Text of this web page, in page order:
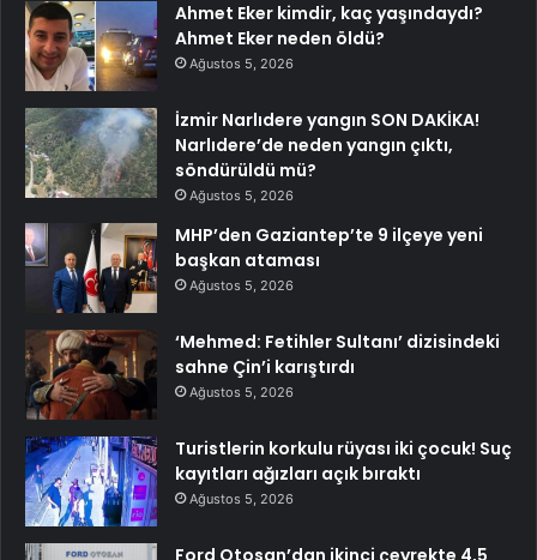
Ahmet Eker kimdir, kaç yaşındaydı?
Ahmet Eker neden öldü?
Ağustos 5, 2026
İzmir Narlıdere yangın SON DAKİKA!
Narlıdere’de neden yangın çıktı,
söndürüldü mü?
Ağustos 5, 2026
MHP’den Gaziantep’te 9 ilçeye yeni
başkan ataması
Ağustos 5, 2026
‘Mehmed: Fetihler Sultanı’ dizisindeki
sahne Çin’i karıştırdı
Ağustos 5, 2026
Turistlerin korkulu rüyası iki çocuk! Suç
kayıtları ağızları açık bıraktı
Ağustos 5, 2026